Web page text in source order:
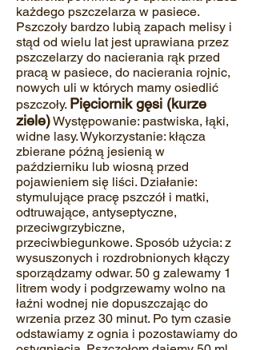
każdego pszczelarza w pasiece.
Pszczoły bardzo lubią zapach melisy i
stąd od wielu lat jest uprawiana przez
pszczelarzy do nacierania rąk przed
pracą w pasiece, do nacierania rojnic,
nowych uli w których mamy osiedlić
pszczoły. Pięciornik gęsi (kurze
ziele)Występowanie: pastwiska, łąki,
widne lasy. Wykorzystanie: kłącza
zbierane późną jesienią w
październiku lub wiosną przed
pojawieniem się liści. Działanie:
stymulujące pracę pszczół i matki,
odtruwające, antyseptyczne,
przeciwgrzybiczne,
przeciwbiegunkowe. Sposób użycia: z
wysuszonych i rozdrobnionych kłączy
sporządzamy odwar. 50 g zalewamy 1
litrem wody i podgrzewamy wolno na
łaźni wodnej nie dopuszczając do
wrzenia przez 30 minut. Po tym czasie
odstawiamy z ognia i pozostawiamy do